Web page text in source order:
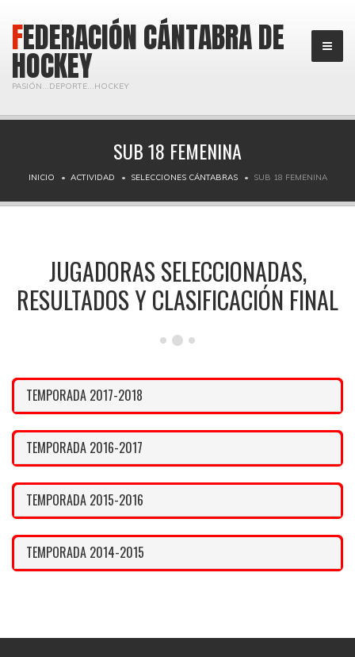
FEDERACIÓN CÁNTABRA DE
HOCKEY
PASIÓN...DEPORTE...HOCKEY
SUB 18 FEMENINA
INICIO ACTIVIDAD SELECCIONES CÁNTABRAS SUB 18 FEMENINA
JUGADORAS SELECCIONADAS,
RESULTADOS Y CLASIFICACIÓN FINAL
TEMPORADA 2017-2018
TEMPORADA 2016-2017
TEMPORADA 2015-2016
TEMPORADA 2014-2015